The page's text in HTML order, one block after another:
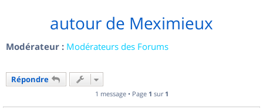
autour de Meximieux
Modérateur : Modérateurs des Forums
Répondre
1 message • Page 1 sur 1